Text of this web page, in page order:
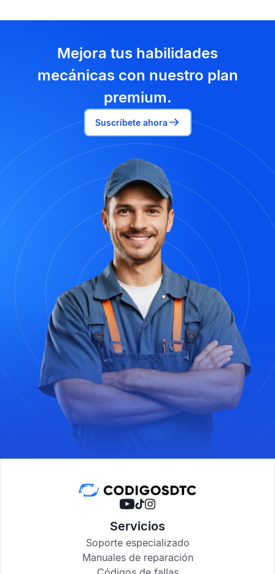
Mejora tus habilidades
mecánicas con nuestro plan
premium.
Suscríbete ahora
Servicios
Soporte especializado
Manuales de reparación